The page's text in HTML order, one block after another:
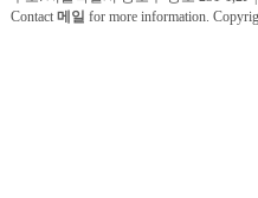
Contact 메일 for more information.